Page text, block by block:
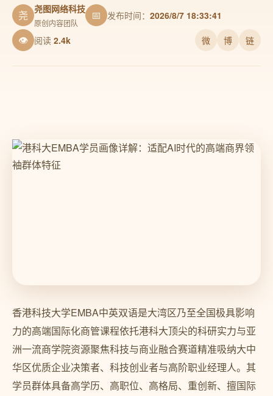
尧 尧图网络科技
原创内容团队
📅 发布时间： 2026/8/7 18:33:41
👁 阅读 2.4k 微 博 链
香港科技大学EMBA中英双语是大湾区乃至全国极具影响
力的高端国际化商管课程依托港科大顶尖的科研实力与亚
洲一流商学院资源聚焦科技与商业融合赛道精准吸纳大中
华区优质企业决策者、科技创业者与高阶职业经理人。其
学员群体具备高学历、高职位、高格局、重创新、擅国际